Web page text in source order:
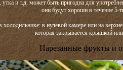
и т.д. может быть пригодна для
они будут хороши в течение 5-
в нулевой камере или на
которая закрывается крышкой
Нарезанные фрукты и